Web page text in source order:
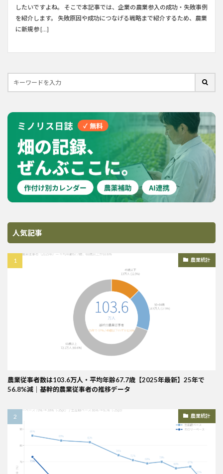
したいですよね。 そこで本記事では、企業の農業参入の成功・失敗事例
を紹介します。 失敗原因や成功につなげる戦略まで紹介するため、農業
に新規参 […]
人気記事
農業統計
農業従事者数は103.6万人・平均年齢67.7歳【2025年最新】25年で
56.8%減｜基幹的農業従事者の推移データ
農業統計